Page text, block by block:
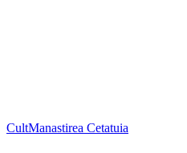
CultManastirea Cetatuia